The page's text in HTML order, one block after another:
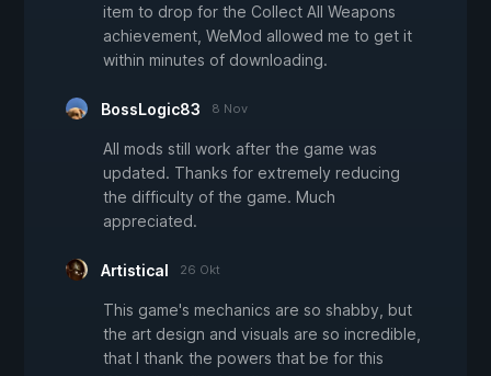
item to drop for the Collect All Weapons
achievement, WeMod allowed me to get it
within minutes of downloading.
BossLogic83 8 Nov
All mods still work after the game was
updated. Thanks for extremely reducing
the difficulty of the game. Much
appreciated.
Artistical 26 Okt
This game's mechanics are so shabby, but
the art design and visuals are so incredible,
that I thank the powers that be for this